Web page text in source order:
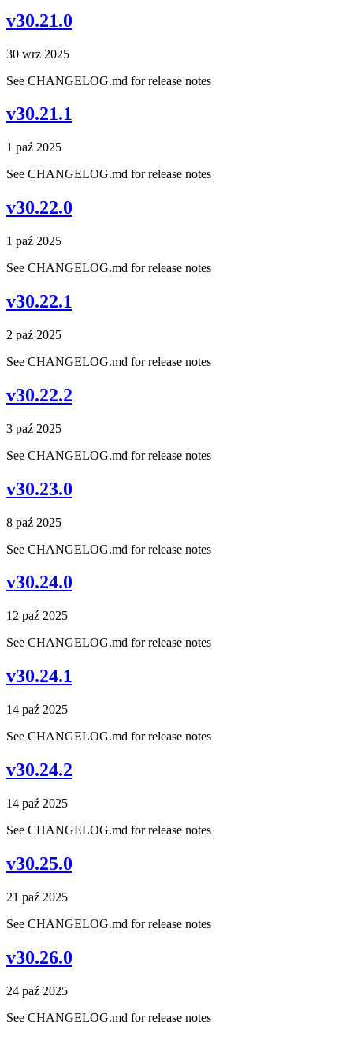
v30.21.0
30 wrz 2025
See CHANGELOG.md for release notes
v30.21.1
1 paź 2025
See CHANGELOG.md for release notes
v30.22.0
1 paź 2025
See CHANGELOG.md for release notes
v30.22.1
2 paź 2025
See CHANGELOG.md for release notes
v30.22.2
3 paź 2025
See CHANGELOG.md for release notes
v30.23.0
8 paź 2025
See CHANGELOG.md for release notes
v30.24.0
12 paź 2025
See CHANGELOG.md for release notes
v30.24.1
14 paź 2025
See CHANGELOG.md for release notes
v30.24.2
14 paź 2025
See CHANGELOG.md for release notes
v30.25.0
21 paź 2025
See CHANGELOG.md for release notes
v30.26.0
24 paź 2025
See CHANGELOG.md for release notes